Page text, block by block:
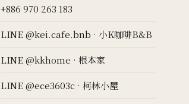
+886 970 263 183
LINE @kei.cafe.bnb · 小K咖啡B&B
LINE @kkhome · 根本家
LINE @ece3603c · 柯林小屋